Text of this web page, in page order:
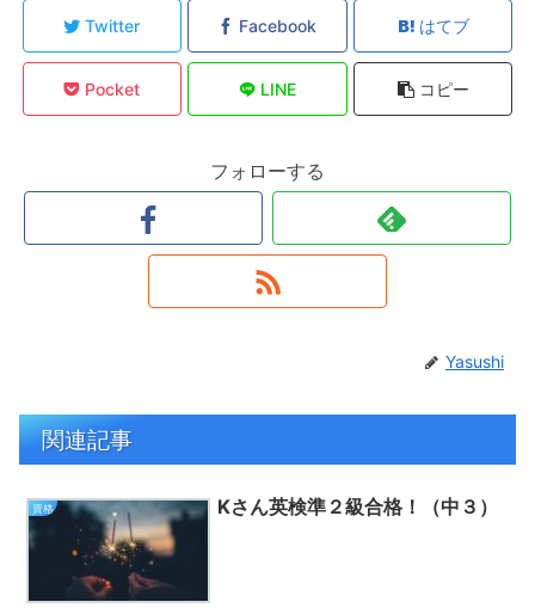
Twitter Facebook はてブ
Pocket LINE コピー
フォローする
Yasushi
関連記事
資格 Kさん英検準２級合格！（中３）